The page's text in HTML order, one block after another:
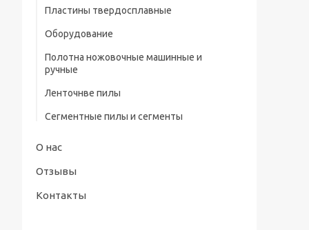
предохранительного конуса (тип А)
Сверла центровочные Р6М5 с
предохранительным конусом (тип В)
радиусные (тип R)
ШЦЦ-III ГОСТ 166-89
Пластины твердосплавные
Оборудование
Полотна ножовочные машинные и
ручные
Ленточнве пилы
Сегментные пилы и сегменты
О нас
Отзывы
Контакты